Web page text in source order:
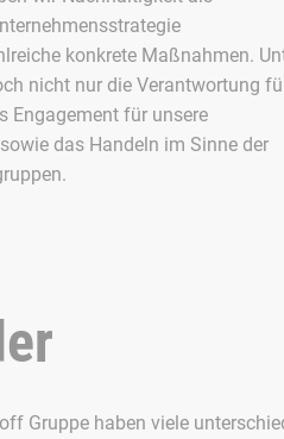
konkrete Maßnahmen.
nicht nur die Verantwortung
Engagement für unsere
das Handeln im Sinne der
Gruppe haben viele